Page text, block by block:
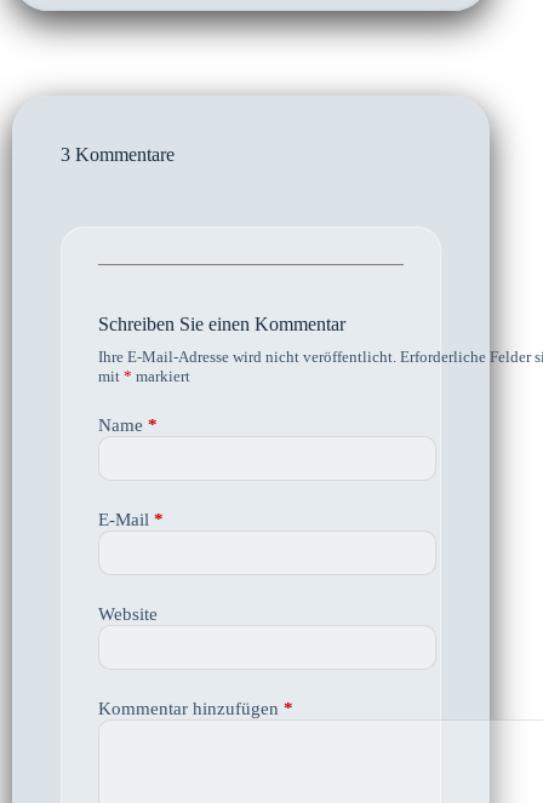
3 Kommentare
Schreiben Sie einen Kommentar
Ihre E-Mail-Adresse wird nicht veröffentlicht. Erforderliche Felder
mit * markiert
Name *
E-Mail *
Website
Kommentar hinzufügen *